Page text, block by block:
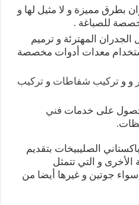
بطرق مميزة و لا مثيل لها و
للصباغة .
المهترئة و ترميم
باستخدام معدات أدوات مخصصة
و وتركيب شفاطات وتركيب
على خدمات فني
الصليبيخات بتقديم
الأخرى و التي تتمثل
سواء جوتين و غيرها أيضا من